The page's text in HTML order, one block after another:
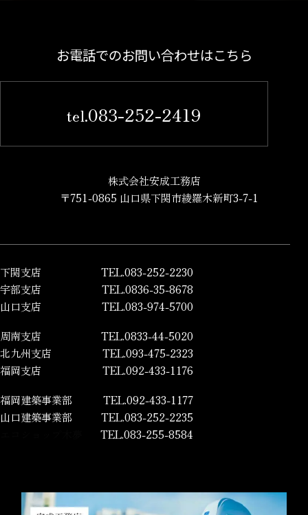
お電話でのお問い合わせはこちら
tel.083-252-2419
株式会社安成工務店
〒751-0865 山口県下関市綾羅木新町3-7-1
下関支店
TEL.083-252-2230
宇部支店
TEL.0836-35-8678
山口支店
TEL.083-974-5700
周南支店
TEL.0833-44-5020
北九州支店
TEL.093-475-2323
福岡支店
TEL.092-433-1176
福岡建築事業部
TEL.092-433-1177
山口建築事業部
TEL.083-252-2235
TEL.083-255-8584